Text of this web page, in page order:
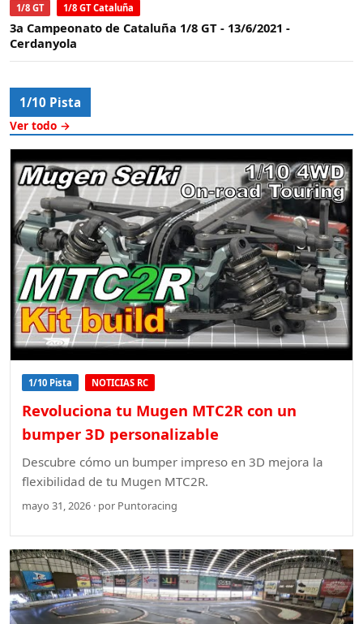
1/8 GT 1/8 GT Cataluña
3a Campeonato de Cataluña 1/8 GT - 13/6/2021 -
Cerdanyola
1/10 Pista
Ver todo →
1/10 Pista NOTICIAS RC
Revoluciona tu Mugen MTC2R con un
bumper 3D personalizable
Descubre cómo un bumper impreso en 3D mejora la
flexibilidad de tu Mugen MTC2R.
mayo 31, 2026 · por Puntoracing